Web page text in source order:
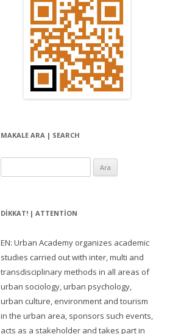
MAKALE ARA | SEARCH
DIKKAT! | ATTENTION
EN: Urban Academy organizes academic
studies carried out with inter, multi and
transdisciplinary methods in all areas of
urban sociology, urban psychology,
urban culture, environment and tourism
in the urban area, sponsors such events,
acts as a stakeholder and takes part in